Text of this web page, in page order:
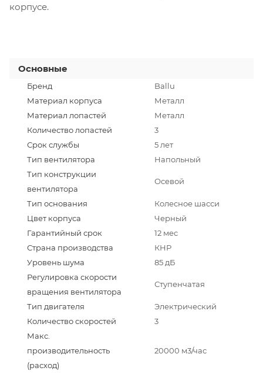
корпусе.
Основные
Бренд
Ballu
Материал корпуса
Металл
Материал лопастей
Металл
Количество лопастей
3
Срок службы
5 лет
Тип вентилятора
Напольный
Тип конструкции
вентилятора
Осевой
Тип основания
Колесное шасси
Цвет корпуса
Черный
Гарантийный срок
12 мес
Страна производства
КНР
Уровень шума
85 дБ
Регулировка скорости
вращения вентилятора
Ступенчатая
Тип двигателя
Электрический
Количество скоростей
3
Макс.
производительность
(расход)
20000 м3/час